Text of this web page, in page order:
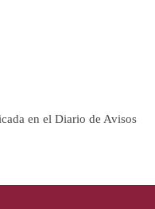
en el Diario de Avisos